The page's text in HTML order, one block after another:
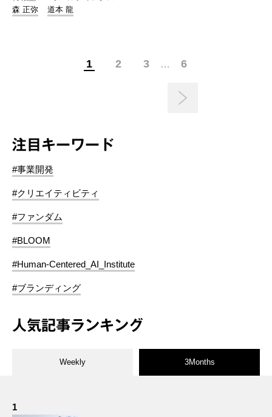
森 正弥
道本 龍
1 2 3 … 6
注目キーワード
#事業開発
#クリエイティビティ
#ファンダム
#BLOOM
#Human-Centered_AI_Institute
#ブランディング
人気記事ランキング
Weekly 3Months
1